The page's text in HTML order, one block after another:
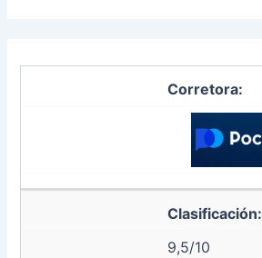
Corretora:
Clasificación:
9,5/10